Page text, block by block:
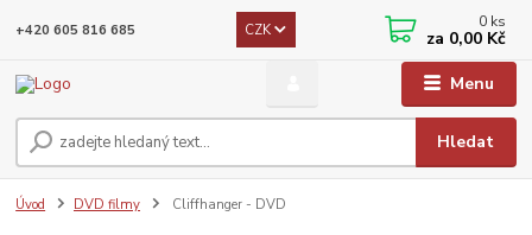
Menu
CZK
Hledat
+420 605 816 685 0 ks
za 0,00 Kč
Úvod DVD filmy Cliffhanger - DVD